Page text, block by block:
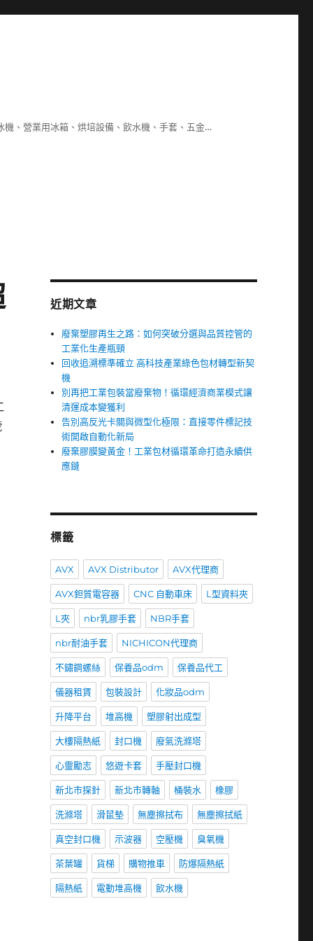
、營業用冰箱、烘培設備、飲水機、手套、五金…
近期文章
廢棄塑膠再生之路：如何突破分選與品質控管的
工業化生產瓶頸
回收追溯標準確立 高科技產業綠色包材轉型新契
機
別再把工業包裝當廢棄物！循環經濟商業模式讓
清運成本變獲利
告別高反光卡關與微型化極限：直接零件標記技
術開啟自動化新局
廢棄膠膜變黃金！工業包材循環革命打造永續供
應鏈
標籤
AVX AVX Distributor AVX代理商
AVX鉭質電容器 CNC 自動車床 L型資料夾
L夾 nbr乳膠手套 NBR手套
nbr耐油手套 NICHICON代理商
不鏽鋼螺絲 保養品odm 保養品代工
儀器租賃 包裝設計 化妝品odm
升降平台 堆高機 塑膠射出成型
大樓隔熱紙 封口機 廢氣洗滌塔
心靈勵志 悠遊卡套 手壓封口機
新北市探針 新北市轉軸 桶裝水 橡膠
洗滌塔 滑鼠墊 無塵擦拭布 無塵擦拭紙
真空封口機 示波器 空壓機 臭氧機
茶葉罐 貨梯 購物推車 防爆隔熱紙
隔熱紙 電動堆高機 飲水機